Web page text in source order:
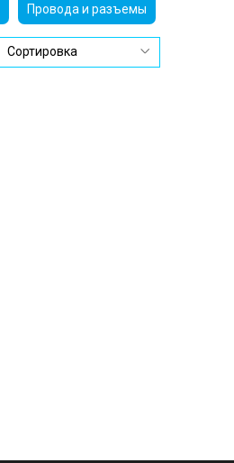
Провода и разъемы